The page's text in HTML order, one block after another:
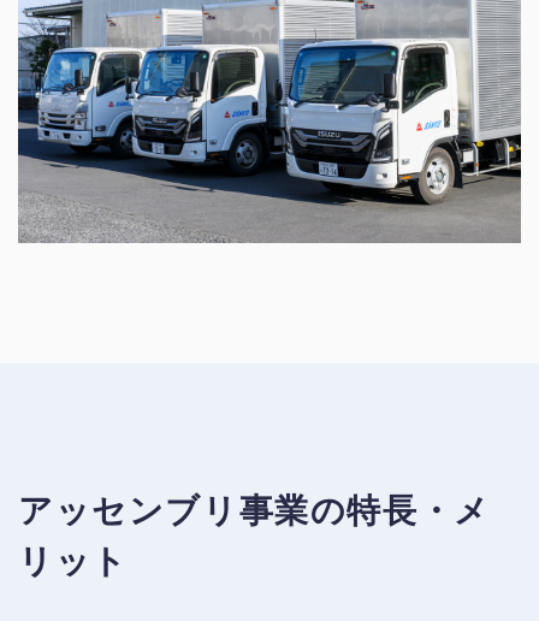
アッセンブリ事業の特長・メ
リット